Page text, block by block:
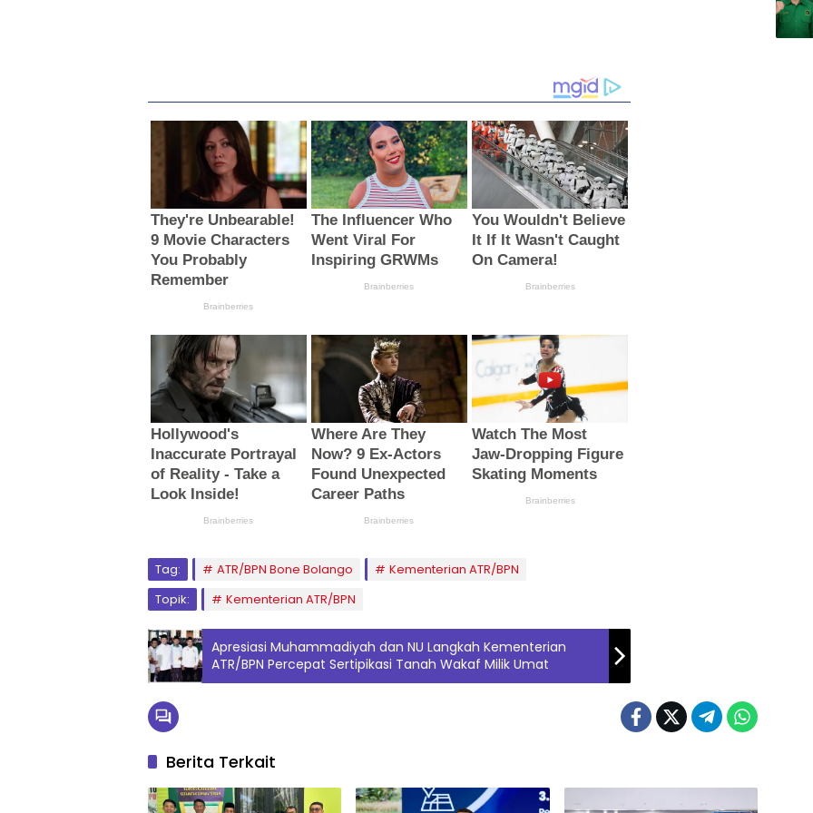
Tag: ATR/BPN Bone Bolango
Kementerian ATR/BPN
Topik:
Kementerian ATR/BPN
Apresiasi Muhammadiyah dan NU Langkah Kementerian
ATR/BPN Percepat Sertipikasi Tanah Wakaf Milik Umat
Berita Terkait